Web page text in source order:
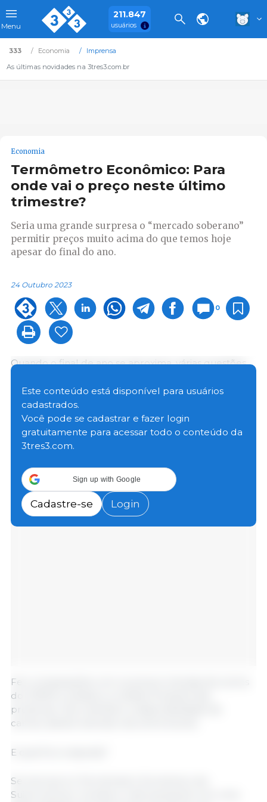
Menu
211.847
usuários
333 Economia
Imprensa
As últimas novidades na 3tres3.com.br
Economia
Termômetro Econômico: Para
onde vai o preço neste último
trimestre?
Seria uma grande surpresa o “mercado soberano”
permitir preços muito acima do que temos hoje
apesar do final do ano.
24 Outubro 2023
0
Quando o final de ano se aproxima, várias questões
E esse ano? O mercado vai seguir o roteiro
tradicional? Qual deve ser a minha estratégia de
vendas? Não faltam perguntas. Diante disso, autor do
Termômetro Econômico, Alvimar Jalles, arriscou
Fez comparações com os preços mensais de suínos
do CEPEA e analisou a média trimestral das
proteínas. Citou também a disponibilidade de
carnes, dando exemplo da carne bovina.
E qual foi a resposta?
Se inscreva no Termômetro Econômico da
Suinocultura e receba e-mail quinzenal com uma
Este conteúdo está disponível para usuários
cadastrados.
Você pode se cadastrar e fazer login
gratuitamente para acessar todo o conteúdo da
3tres3.com.
Sign up with Google
Cadastre-se Login